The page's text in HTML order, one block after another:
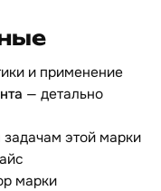
и применение
— детально
этой марки
марки